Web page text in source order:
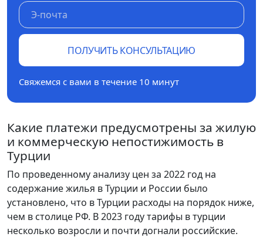
ПОЛУЧИТЬ КОНСУЛЬТАЦИЮ
Свяжемся с вами в течение 10 минут
Какие платежи предусмотрены за жилую
и коммерческую непостижимость в
Турции
По проведенному анализу цен за 2022 год на
содержание жилья в Турции и России было
установлено, что в Турции расходы на порядок ниже,
чем в столице РФ. В 2023 году тарифы в турции
несколько возросли и почти догнали российские.